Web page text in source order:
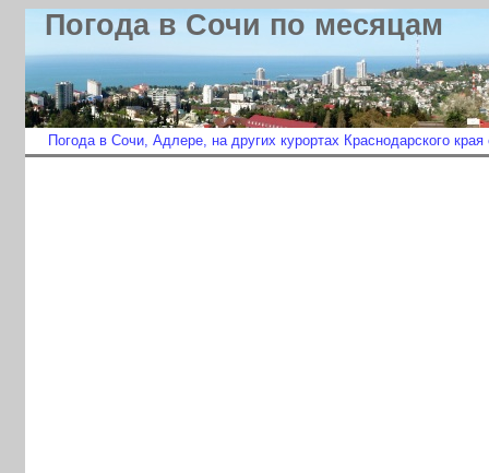
Погода в Сочи по месяцам
Погода в Сочи, Адлере, на других курортах Краснодарского